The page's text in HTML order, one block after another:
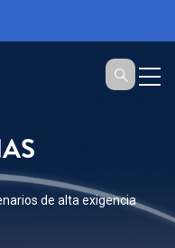
de alta exigencia